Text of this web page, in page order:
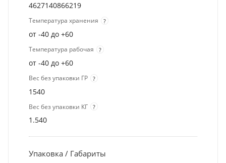
4627140866219
Температура хранения ?
от -40 до +60
Температура рабочая ?
от -40 до +60
Вес без упаковки ГР ?
1540
Вес без упаковки КГ ?
1.540
Упаковка / Габариты